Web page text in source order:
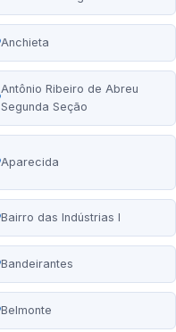
Anchieta
Antônio Ribeiro de Abreu
Segunda Seção
Aparecida
Bairro das Indústrias I
Bandeirantes
Belmonte